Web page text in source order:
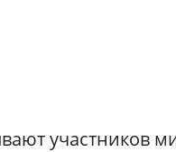
участников